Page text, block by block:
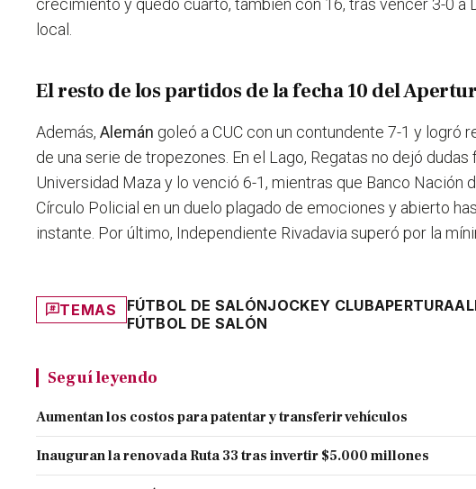
crecimiento y quedó cuarto, también con 16, tras vencer 3-0 a
local.
El resto de los partidos de la fecha 10 del
Además,Alemán goleó a CUC con un contundente 7-1 y logró
de una serie de tropezones. En el Lago, Regatas no dejó dudas
Universidad Maza y lo venció 6-1, mientras que Banco Nación
Círculo Policial en un duelo plagado de emociones y abierto
instante. Por último, Independiente Rivadavia superó por la
TEMAS FÚTBOL DE SALÓNJOCKEY CLUBAPERTURA
FÚTBOL DE SALÓN
Seguí leyendo
Aumentan los costos para patentar y transferir vehículos
Inauguran la renovada Ruta 33 tras invertir $5.000 millones